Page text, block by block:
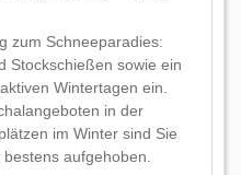
zum Schneeparadies:
Stockschießen sowie ein
Wintertagen ein.
in der
im Winter sind Sie
aufgehoben.